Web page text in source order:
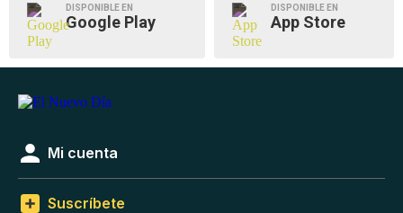
DISPONIBLE EN
Google Play
DISPONIBLE EN
App Store
Mi cuenta
Suscríbete